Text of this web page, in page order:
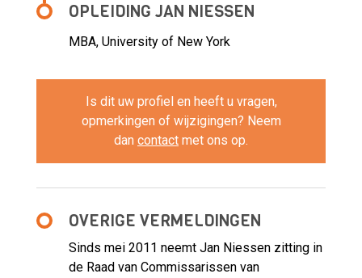
OPLEIDING JAN NIESSEN
MBA, University of New York
Is dit uw profiel en heeft u vragen,
opmerkingen of wijzigingen? Neem
dan contact met ons op.
OVERIGE VERMELDINGEN
Sinds mei 2011 neemt Jan Niessen zitting in
de Raad van Commissarissen van